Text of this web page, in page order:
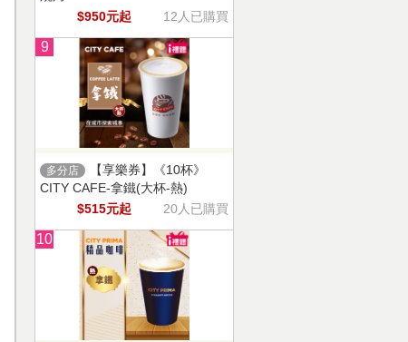
$950元起
12人已購買
9
多分店
【享樂券】《10杯》
CITY CAFE-拿鐵(大杯-熱)
$515元起
20人已購買
10